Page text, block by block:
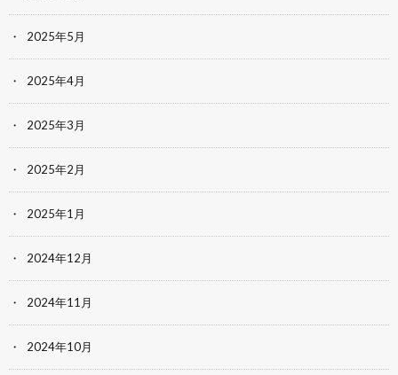
2025年5月
2025年4月
2025年3月
2025年2月
2025年1月
2024年12月
2024年11月
2024年10月